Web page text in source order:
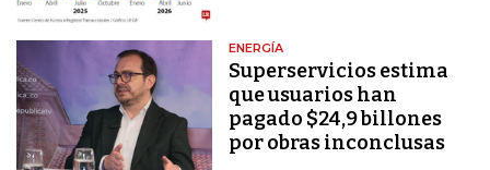
ENERGÍA
Superservicios estima
que usuarios han
pagado $24,9 billones
por obras inconclusas